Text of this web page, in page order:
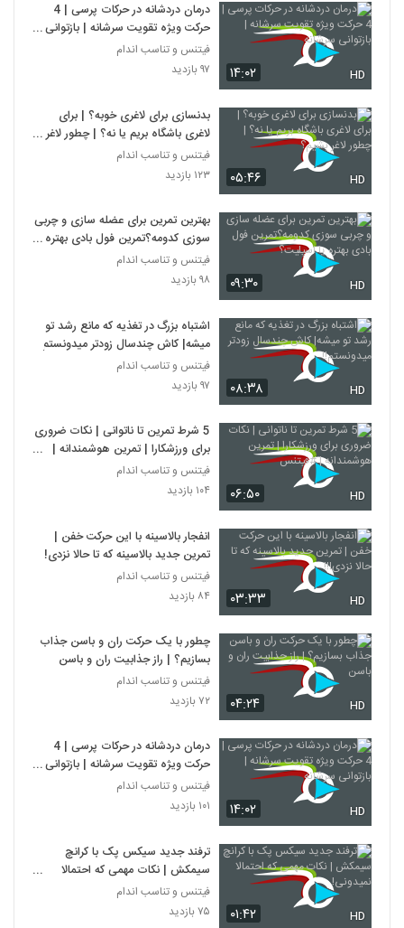
۱۴:۰۲ HD
درمان دردشانه در حرکات پرسی | 4
حرکت ویژه تقویت سرشانه | بازتوانی
سرشانه
فیتنس و تناسب اندام
۹۷ بازدید
۰۵:۴۶ HD
بدنسازی برای لاغری خوبه؟ | برای
لاغری باشگاه بریم یا نه؟ | چطور لاغر
بشیم؟
فیتنس و تناسب اندام
۱۲۳ بازدید
۰۹:۳۰ HD
بهترین تمرین برای عضله سازی و چربی
سوزی کدومه؟تمرین فول بادی بهتره یا
اسپلیت؟
فیتنس و تناسب اندام
۹۸ بازدید
۰۸:۳۸ HD
اشتباه بزرگ در تغذیه که مانع رشد تو
میشه| کاش چندسال زودتر میدونستم!!
فیتنس و تناسب اندام
۹۷ بازدید
۰۶:۵۰ HD
5 شرط تمرین تا ناتوانی | نکات ضروری
برای ورزشکارا | تمرین هوشمندانه |
#فیتنس
فیتنس و تناسب اندام
۱۰۴ بازدید
۰۳:۳۳ HD
انفجار بالاسینه با این حرکت خفن |
تمرین جدید بالاسینه که تا حالا نزدی!!!
فیتنس و تناسب اندام
۸۴ بازدید
۰۴:۲۴ HD
چطور با یک حرکت ران و باسن جذاب
بسازیم؟ | راز جذابیت ران و باسن
فیتنس و تناسب اندام
۷۲ بازدید
۱۴:۰۲ HD
درمان دردشانه در حرکات پرسی | 4
حرکت ویژه تقویت سرشانه | بازتوانی
سرشانه
فیتنس و تناسب اندام
۱۰۱ بازدید
۰۱:۴۲ HD
ترفند جدید سیکس پک با کرانچ
سیمکش | نکات مهمی که احتمالا
نمیدونی!
فیتنس و تناسب اندام
۷۵ بازدید